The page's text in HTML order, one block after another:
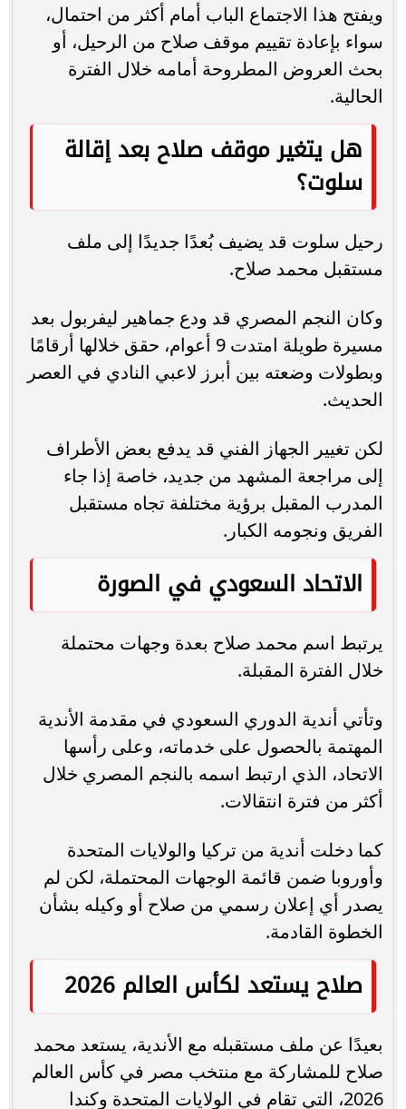
ويفتح هذا الاجتماع الباب أمام أكثر من احتمال،
سواء بإعادة تقييم موقف صلاح من الرحيل، أو
بحث العروض المطروحة أمامه خلال الفترة
الحالية.
هل يتغير موقف صلاح بعد إقالة
سلوت؟
رحيل سلوت قد يضيف بُعدًا جديدًا إلى ملف
مستقبل محمد صلاح.
وكان النجم المصري قد ودع جماهير ليفربول بعد
مسيرة طويلة امتدت 9 أعوام، حقق خلالها أرقامًا
وبطولات وضعته بين أبرز لاعبي النادي في العصر
الحديث.
لكن تغيير الجهاز الفني قد يدفع بعض الأطراف
إلى مراجعة المشهد من جديد، خاصة إذا جاء
المدرب المقبل برؤية مختلفة تجاه مستقبل
الفريق ونجومه الكبار.
الاتحاد السعودي في الصورة
يرتبط اسم محمد صلاح بعدة وجهات محتملة
خلال الفترة المقبلة.
وتأتي أندية الدوري السعودي في مقدمة الأندية
المهتمة بالحصول على خدماته، وعلى رأسها
الاتحاد، الذي ارتبط اسمه بالنجم المصري خلال
أكثر من فترة انتقالات.
كما دخلت أندية من تركيا والولايات المتحدة
وأوروبا ضمن قائمة الوجهات المحتملة، لكن لم
يصدر أي إعلان رسمي من صلاح أو وكيله بشأن
الخطوة القادمة.
صلاح يستعد لكأس العالم 2026
بعيدًا عن ملف مستقبله مع الأندية، يستعد محمد
صلاح للمشاركة مع منتخب مصر في كأس العالم
2026، التي تقام في الولايات المتحدة وكندا